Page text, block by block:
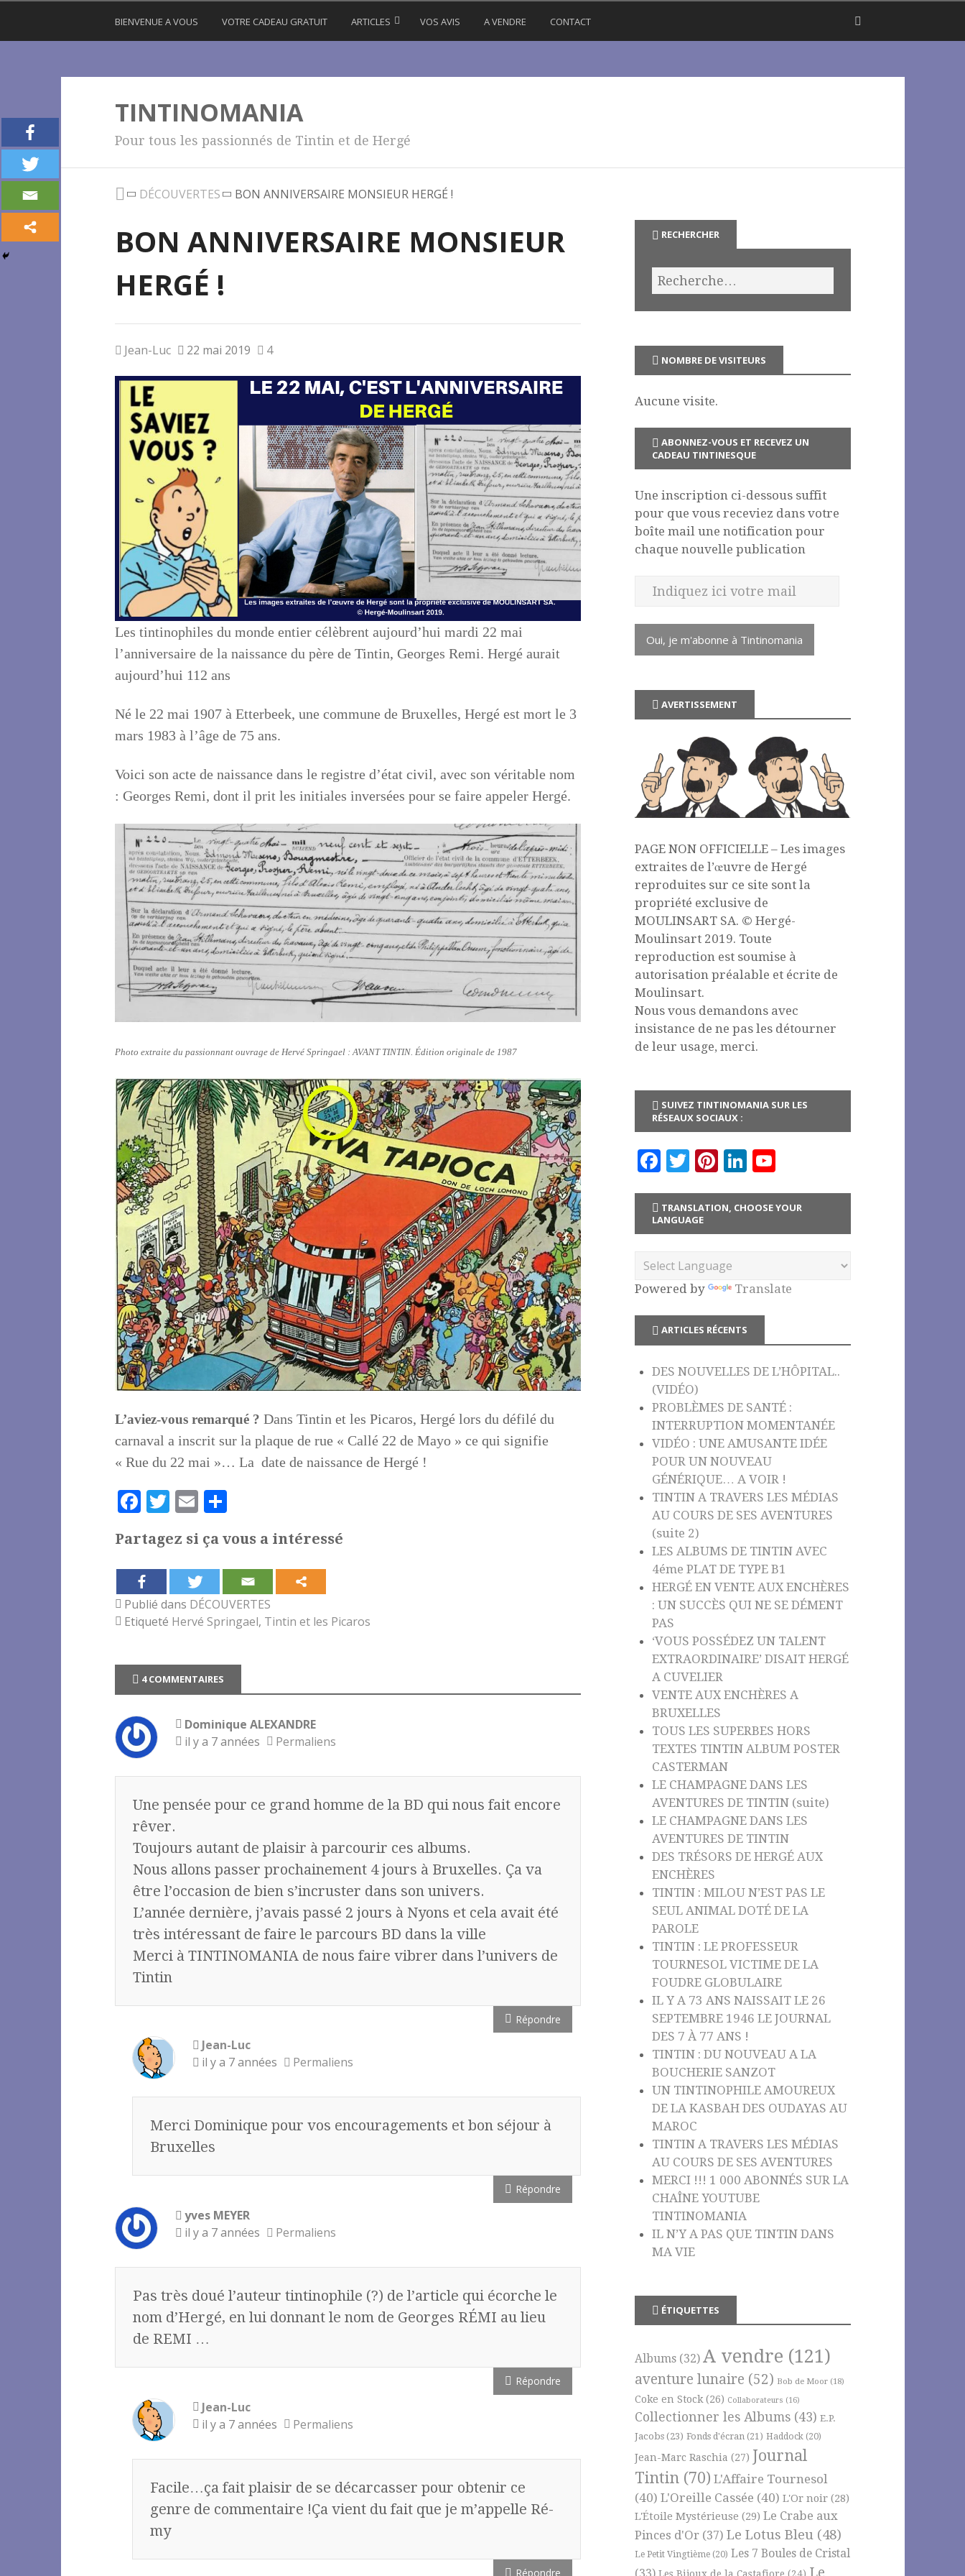
BIENVENUE A VOUS VOTRE CADEAU GRATUIT ARTICLES VOS AVIS A VENDRE CONTACT
TINTINOMANIA
Pour tous les passionnés de Tintin et de Hergé
DÉCOUVERTES BON ANNIVERSAIRE MONSIEUR HERGÉ !
BON ANNIVERSAIRE MONSIEUR
HERGÉ !
Jean-Luc 22 mai 2019 4
Les tintinophiles du monde entier célèbrent aujourd’hui mardi 22 mai
l’anniversaire de la naissance du père de Tintin, Georges Remi. Hergé aurait
aujourd’hui 112 ans
Né le 22 mai 1907 à Etterbeek, une commune de Bruxelles, Hergé est mort le 3
mars 1983 à l’âge de 75 ans.
Voici son acte de naissance dans le registre d’état civil, avec son véritable nom
: Georges Remi, dont il prit les initiales inversées pour se faire appeler Hergé.
Photo extraite du passionnant ouvrage de Hervé Springael : AVANT TINTIN. Édition originale de 1987
L’aviez-vous remarqué ? Dans Tintin et les Picaros, Hergé lors du défilé du
carnaval a inscrit sur la plaque de rue « Callé 22 de Mayo » ce qui signifie
« Rue du 22 mai »… La date de naissance de Hergé !
F
c
e
b
o
k
T
it
te
r
E
ai
l
P
rt
a
g
e
Partagez si ça vous a intéressé
Publié dans DÉCOUVERTES
Etiqueté Hervé Springael, Tintin et les Picaros
4 COMMENTAIRES
Dominique ALEXANDRE
il y a 7 années
Permaliens
Une pensée pour ce grand homme de la BD qui nous fait encore
rêver.
Toujours autant de plaisir à parcourir ces albums.
Nous allons passer prochainement 4 jours à Bruxelles. Ça va
être l’occasion de bien s’incruster dans son univers.
L’année dernière, j’avais passé 2 jours à Nyons et cela avait été
très intéressant de faire le parcours BD dans la ville
Merci à TINTINOMANIA de nous faire vibrer dans l’univers de
Tintin
Répondre
Jean-Luc
il y a 7 années
Permaliens
Merci Dominique pour vos encouragements et bon séjour à
Bruxelles
Répondre
yves MEYER
il y a 7 années
Permaliens
Pas très doué l’auteur tintinophile (?) de l’article qui écorche le
nom d’Hergé, en lui donnant le nom de Georges RÉMI au lieu
de REMI …
Répondre
Jean-Luc
il y a 7 années
Permaliens
Facile…ça fait plaisir de se décarcasser pour obtenir ce
genre de commentaire !Ça vient du fait que je m’appelle Ré-
my
Répondre
RECHERCHER
NOMBRE DE VISITEURS
Aucune visite.
ABONNEZ-VOUS ET RECEVEZ UN
CADEAU TINTINESQUE
Une inscription ci-dessous suffit
pour que vous receviez dans votre
boîte mail une notification pour
chaque nouvelle publication
Oui, je m'abonne à Tintinomania
AVERTISSEMENT
PAGE NON OFFICIELLE – Les images
extraites de l’œuvre de Hergé
reproduites sur ce site sont la
propriété exclusive de
MOULINSART SA. © Hergé-
Moulinsart 2019. Toute
reproduction est soumise à
autorisation préalable et écrite de
Moulinsart.
Nous vous demandons avec
insistance de ne pas les détourner
de leur usage, merci.
SUIVEZ TINTINOMANIA SUR LES
RÉSEAUX SOCIAUX :
F
c
e
o
o
k
T
it
te
Pi
te
r
t
Li
k
e
u
T
e
h
a
n
el
TRANSLATION, CHOOSE YOUR
LANGUAGE
Powered by Translate
ARTICLES RÉCENTS
DES NOUVELLES DE L’HÔPITAL..
(VIDÉO)
PROBLÈMES DE SANTÉ :
INTERRUPTION MOMENTANÉE
VIDÉO : UNE AMUSANTE IDÉE
POUR UN NOUVEAU
GÉNÉRIQUE… A VOIR !
TINTIN A TRAVERS LES MÉDIAS
AU COURS DE SES AVENTURES
(suite 2)
LES ALBUMS DE TINTIN AVEC
4éme PLAT DE TYPE B1
HERGÉ EN VENTE AUX ENCHÈRES
: UN SUCCÈS QUI NE SE DÉMENT
PAS
‘VOUS POSSÉDEZ UN TALENT
EXTRAORDINAIRE’ DISAIT HERGÉ
A CUVELIER
VENTE AUX ENCHÈRES A
BRUXELLES
TOUS LES SUPERBES HORS
TEXTES TINTIN ALBUM POSTER
CASTERMAN
LE CHAMPAGNE DANS LES
AVENTURES DE TINTIN (suite)
LE CHAMPAGNE DANS LES
AVENTURES DE TINTIN
DES TRÉSORS DE HERGÉ AUX
ENCHÈRES
TINTIN : MILOU N’EST PAS LE
SEUL ANIMAL DOTÉ DE LA
PAROLE
TINTIN : LE PROFESSEUR
TOURNESOL VICTIME DE LA
FOUDRE GLOBULAIRE
IL Y A 73 ANS NAISSAIT LE 26
SEPTEMBRE 1946 LE JOURNAL
DES 7 À 77 ANS !
TINTIN : DU NOUVEAU A LA
BOUCHERIE SANZOT
UN TINTINOPHILE AMOUREUX
DE LA KASBAH DES OUDAYAS AU
MAROC
TINTIN A TRAVERS LES MÉDIAS
AU COURS DE SES AVENTURES
MERCI !!! 1 000 ABONNÉS SUR LA
CHAÎNE YOUTUBE
TINTINOMANIA
IL N’Y A PAS QUE TINTIN DANS
MA VIE
ÉTIQUETTES
Albums (32) A vendre (121)
aventure lunaire (52) Bob de Moor (18)
Coke en Stock(26) Collaborateurs (16)
Collectionner les Albums (43) E.P.
Jacobs (23) Fonds d'écran (21) Haddock (20)
Jean-Marc Raschia (27) Journal
Tintin (70) L'Affaire Tournesol
(40) L'Oreille Cassée (40) L'Or noir (28)
L'Étoile Mystérieuse (29) Le Crabe aux
Pinces d'Or (37) Le Lotus Bleu (48)
Le Petit Vingtième (20) Les 7 Boules de Cristal